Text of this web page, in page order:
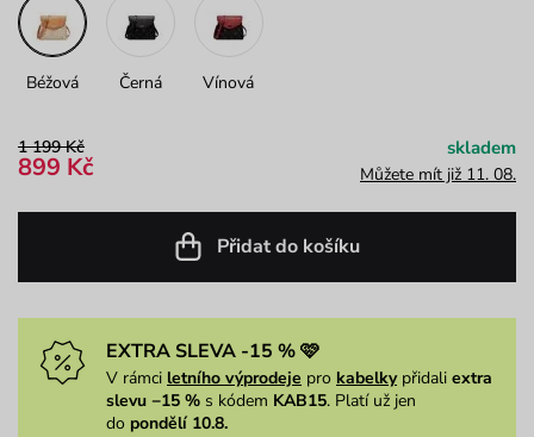
Béžová Černá Vínová
1 199 Kč
899 Kč
skladem
Můžete mít již 11. 08.
Přidat do košíku
EXTRA SLEVA -15 % 🩷
V rámci letního výprodeje pro kabelkypřidali extra
slevu −15 % s kódem KAB15. Platí už jen
do pondělí 10.8.